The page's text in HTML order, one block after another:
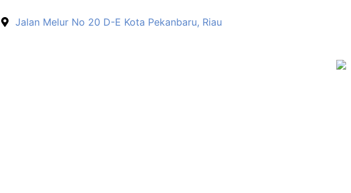
Jalan Melur No 20 D-E Kota Pekanbaru, Riau